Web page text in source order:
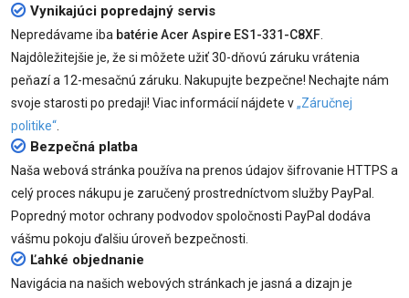
Vynikajúci popredajný servis
Nepredávame iba batérie Acer Aspire ES1-331-C8XF
Najdôležitejšie je, že si môžete užiť 30-dňovú záruku vrátenia
peňazí a 12-mesačnú záruku. Nakupujte bezpečne! Nechajte nám
svoje starosti po predaji! Viac informácií nájdete v„Záručnej
politike“
Bezpečná platba
Naša webová stránka používa na prenos údajov šifrovanie HTTPS a
celý proces nákupu je zaručený prostredníctvom služby PayPal.
Popredný motor ochrany podvodov spoločnosti PayPal dodáva
vášmu pokoju ďalšiu úroveň bezpečnosti.
Ľahké objednanie
Navigácia na našich webových stránkach je jasná a dizajn je